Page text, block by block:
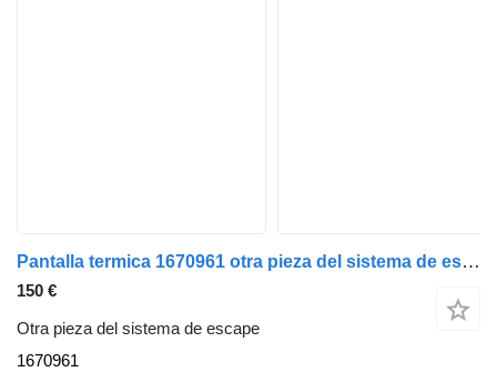
Pantalla termica 1670961 otra pieza del sistema de escape para DAF Serie XF105.XXX cabeza tractora
150 €
Otra pieza del sistema de escape
1670961